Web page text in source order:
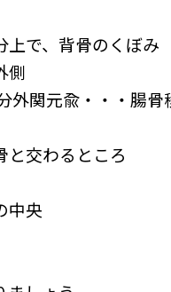
で、背骨のくぼみ
側
外関元兪・・・腸
と交わるところ
中央